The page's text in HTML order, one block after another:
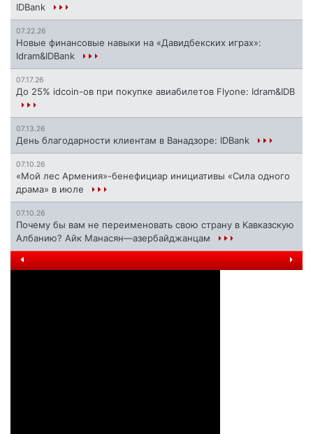
IDBank
07.22.26
Новые финансовые навыки на «Давидбекских играх»:
Idram&IDBank
07.17.26
До 25% idcoin-ов при покупке авиабилетов Flyone: Idram&IDB
07.13.26
День благодарности клиентам в Ванадзоре: IDBank
07.10.26
«Мой лес Армения»-бенефициар инициативы «Сила одного
драма» в июле
07.10.26
Почему бы вам не переименовать свою страну в Кавказскую
Албанию? Айк Манасян—азербайджанцам